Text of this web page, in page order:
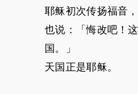
耶稣初次传扬福音，
也说：「悔改吧！
国。」
天国正是耶稣。